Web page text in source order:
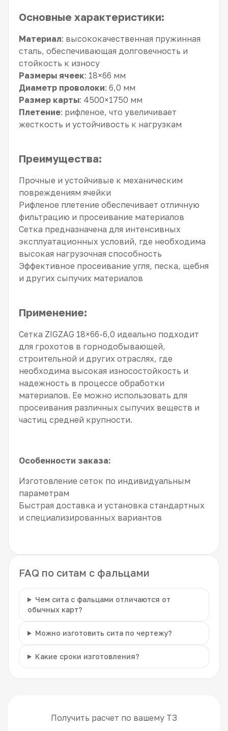
Основные характеристики:
Материал: высококачественная пружинная
сталь, обеспечивающая долговечность и
стойкость к износу
Размеры ячеек: 18×66 мм
Диаметр проволоки: 6,0 мм
Размер карты: 4500×1750 мм
Плетение: рифленое, что увеличивает
жесткость и устойчивость к нагрузкам
Преимущества:
Прочные и устойчивые к механическим
повреждениям ячейки
Рифленое плетение обеспечивает отличную
фильтрацию и просеивание материалов
Сетка предназначена для интенсивных
эксплуатационных условий, где необходима
высокая нагрузочная способность
Эффективное просеивание угля, песка, щебня
и других сыпучих материалов
Применение:
Сетка ZIGZAG 18×66-6,0 идеально подходит
для грохотов в горнодобывающей,
строительной и других отраслях, где
необходима высокая износостойкость и
надежность в процессе обработки
материалов. Ее можно использовать для
просеивания различных сыпучих веществ и
частиц средней крупности.
Особенности заказа:
Изготовление сеток по индивидуальным
параметрам
Быстрая доставка и установка стандартных
и специализированных вариантов
FAQ по ситам с фальцами
Чем сита с фальцами отличаются от
обычных карт?
Можно изготовить сита по чертежу?
Какие сроки изготовления?
Получить расчет по вашему ТЗ